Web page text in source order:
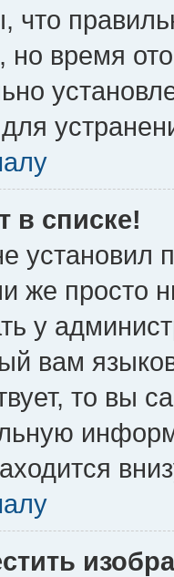
но время
в списке!
установил
же просто
у
вам
то вы